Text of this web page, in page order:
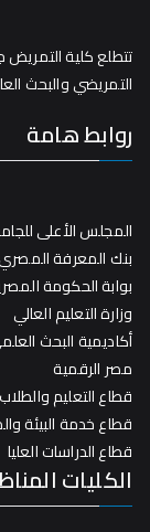
تتطلع كلية
التمريضي والبحث
روابط هامة
المجلس الأعلى
بنك المعرفة المصري
بوابة الحكومة
وزارة التعليم العالي
أكاديمية البحث
مصر الرقمية
قطاع التعليم والطلاب
قطاع خدمة البيئة
قطاع الدراسات العليا
الكليات